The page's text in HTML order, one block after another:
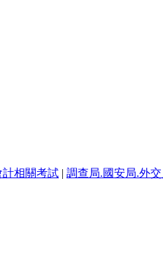
計相關考試 | 調查局.國安局.外交